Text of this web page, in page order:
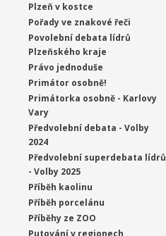
Plzeň v kostce
Pořady ve znakové řeči
Povolební debata lídrů
Plzeňského kraje
Právo jednoduše
Primátor osobně!
Primátorka osobně - Karlovy
Vary
Předvolební debata - Volby
2024
Předvolební superdebata lídrů
- Volby 2025
Příběh kaolinu
Příběh porcelánu
Příběhy ze ZOO